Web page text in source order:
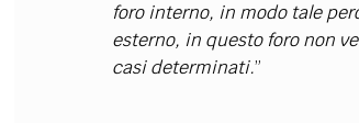
foro interno, in modo tale
esterno, in questo foro non
casi determinati.”